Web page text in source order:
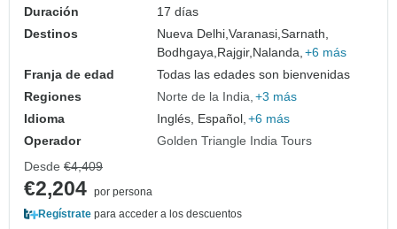
Duración
17 días
Destinos
Nueva Delhi,Varanasi,Sarnath,
Bodhgaya, Rajgir, Nalanda, +6 más
Franja de edad
Todas las edades son bienvenidas
Regiones
Norte de la India +3 más
Idioma
Inglés, Español, +6 más
Operador
Golden Triangle India Tours
Desde €4,409
€2,204 por persona
Regístrate para acceder a los descuentos